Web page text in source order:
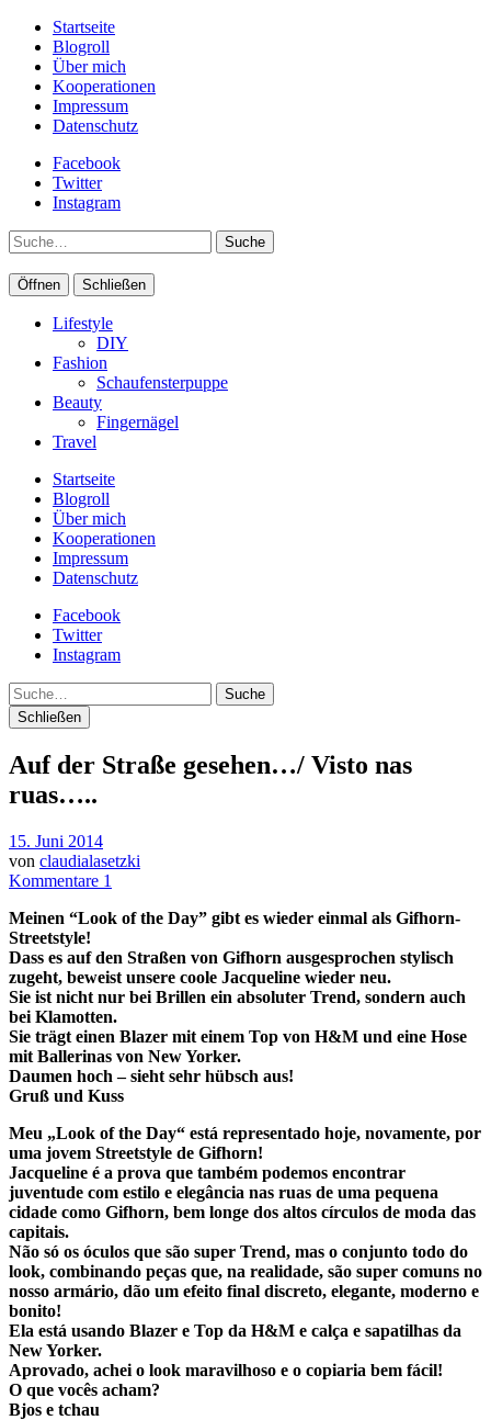
Startseite
Blogroll
Über mich
Kooperationen
Impressum
Datenschutz
Facebook
Twitter
Instagram
Suche
Öffnen Schließen
Lifestyle
DIY
Fashion
Schaufensterpuppe
Beauty
Fingernägel
Travel
Startseite
Blogroll
Über mich
Kooperationen
Impressum
Datenschutz
Facebook
Twitter
Instagram
Suche
Schließen
Auf der Straße gesehen…/ Visto nas
ruas…..
15. Juni 2014
von claudialasetzki
Kommentare 1
Meinen “Look of the Day” gibt es wieder einmal als Gifhorn-
Streetstyle!
Dass es auf den Straßen von Gifhorn ausgesprochen stylisch
zugeht, beweist unsere coole Jacqueline wieder neu.
Sie ist nicht nur bei Brillen ein absoluter Trend, sondern auch
bei Klamotten.
Sie trägt einen Blazer mit einem Top von H&M und eine Hose
mit Ballerinas von New Yorker.
Daumen hoch – sieht sehr hübsch aus!
Gruß und Kuss
Meu „Look of the Day“ está representado hoje, novamente, por
uma jovem Streetstyle de Gifhorn!
Jacqueline é a prova que também podemos encontrar
juventude com estilo e elegância nas ruas de uma pequena
cidade como Gifhorn, bem longe dos altos círculos de moda das
capitais.
Não só os óculos que são super Trend, mas o conjunto todo do
look, combinando peças que, na realidade, são super comuns no
nosso armário, dão um efeito final discreto, elegante, moderno e
bonito!
Ela está usando Blazer e Top da H&M e calça e sapatilhas da
New Yorker.
Aprovado, achei o look maravilhoso e o copiaria bem fácil!
O que vocês acham?
Bjos e tchau